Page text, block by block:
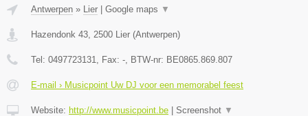
Antwerpen » Lier | Google maps ▼
Hazendonk 43 2500 Lier (Antwerpen)
Tel: 0497723131 , Fax: - , BTW-nr: BE0865.869.807
E-mail › Musicpoint Uw DJ voor een memorabel feest
Website: http://www.musicpoint.be | Screenshot ▼